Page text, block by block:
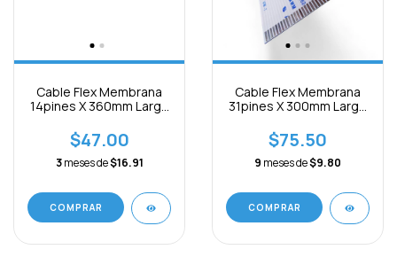
Cable Flex Membrana
14pines X 360mm Largo
$47.00
3 meses de$16.91
Cable Flex Membrana
31pines X 300mm Largo
$75.50
9 meses de$9.80